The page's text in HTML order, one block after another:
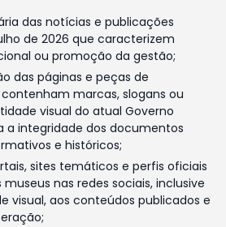
das notícias e publicações
de 2026 que caracterizem
ou promoção da gestão;
das páginas e peças de
marcas, slogans ou
visual do atual Governo
a integridade dos documentos
e históricos;
sites temáticos e perfis oficiais
nas redes sociais, inclusive
visual, aos conteúdos publicados e